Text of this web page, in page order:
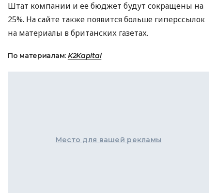
Штат компании и ее бюджет будут сокращены на
25%. На сайте также появится больше гиперссылок
на материалы в британских газетах.
По материалам: K2Kapital
Место для вашей рекламы